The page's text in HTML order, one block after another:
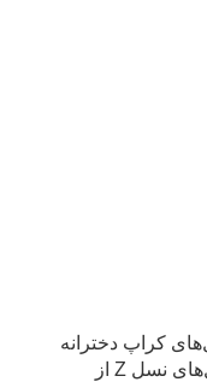
کراپ دخترانه
فانتزی استایل‌های نسل Z از